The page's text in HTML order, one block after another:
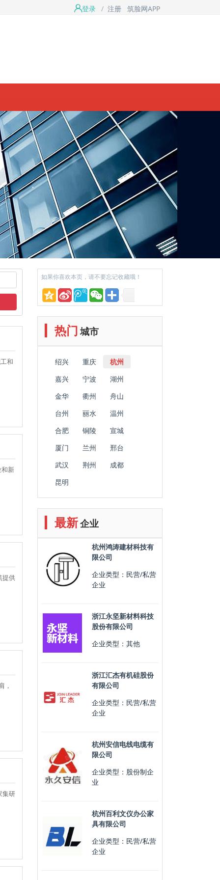
登录 / 注册 筑脸网APP
和
新
提供
，
集研
如果你喜欢本页，请不要忘记收藏哦！
热门城市
绍兴 重庆
杭州
嘉兴
宁波
湖州
金华
衢州
舟山
台州
丽水
温州
合肥
铜陵
宣城
厦门
兰州
邢台
武汉
荆州
成都
昆明
最新企业
杭州鸿涛建材科技有
限公司
企业类型：民营/私营
企业
浙江永坚新材料科技
股份有限公司
企业类型：其他
浙江汇杰有机硅股份
有限公司
企业类型：民营/私营
企业
杭州安信电线电缆有
限公司
企业类型：股份制企
业
杭州百利文仪办公家
具有限公司
企业类型：民营/私营
企业